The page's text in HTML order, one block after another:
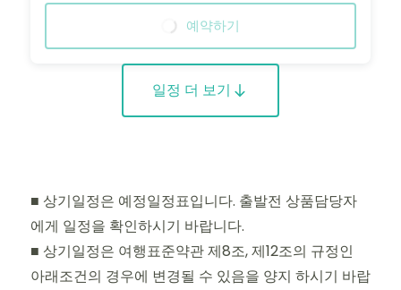
예약하기
일정 더 보기
■ 상기일정은 예정일정표입니다. 출발전 상품담당자
에게 일정을 확인하시기 바랍니다.
■ 상기일정은 여행표준약관 제8조, 제12조의 규정인
아래조건의 경우에 변경될 수 있음을 양지 하시기 바랍